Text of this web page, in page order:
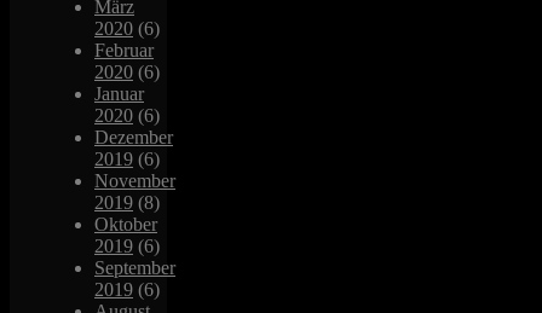
März
2020 (6)
Februar
2020 (6)
Januar
2020 (6)
Dezember
2019 (6)
November
2019 (8)
Oktober
2019 (6)
September
2019 (6)